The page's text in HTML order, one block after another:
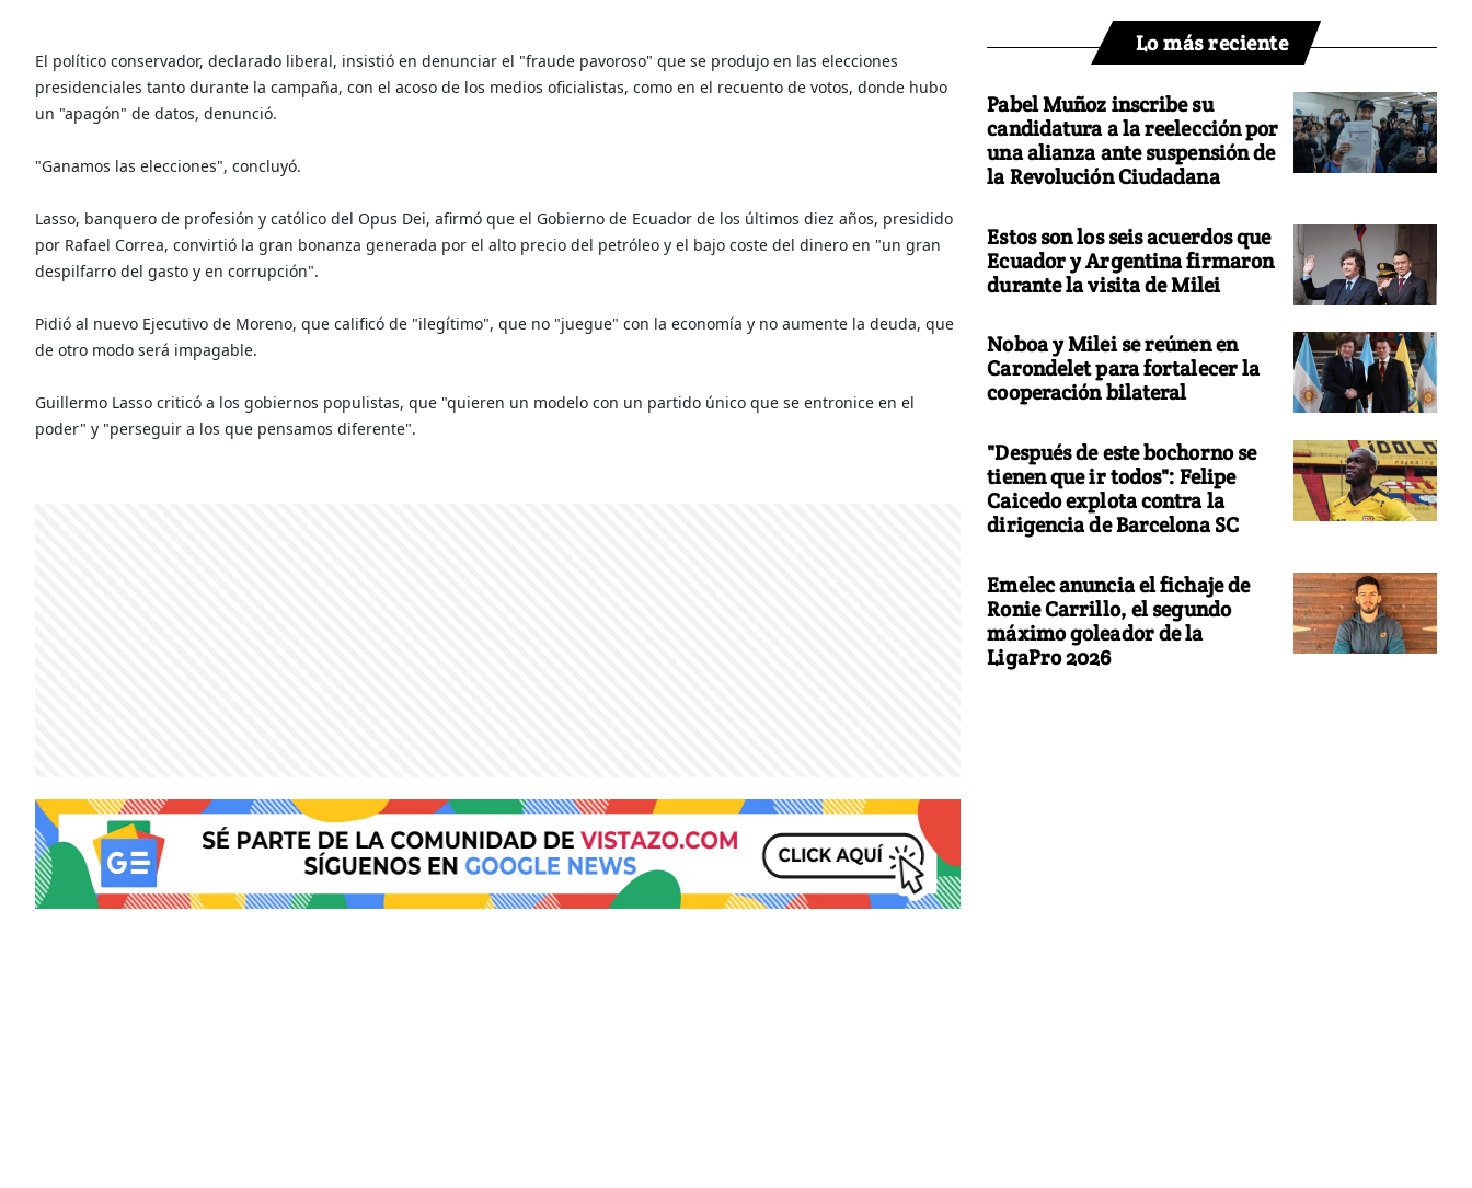
El político conservador, declarado liberal, insistió en denunciar el "fraude pavoroso" que se produjo en las elecciones
presidenciales tanto durante la campaña, con el acoso de los medios oficialistas, como en el recuento de votos, donde hubo
un "apagón" de datos, denunció.
"Ganamos las elecciones", concluyó.
Lasso, banquero de profesión y católico del Opus Dei, afirmó que el Gobierno de Ecuador de los últimos diez años, presidido
por Rafael Correa, convirtió la gran bonanza generada por el alto precio del petróleo y el bajo coste del dinero en "un gran
despilfarro del gasto y en corrupción".
Pidió al nuevo Ejecutivo de Moreno, que calificó de "ilegítimo", que no "juegue" con la economía y no aumente la deuda, que
de otro modo será impagable.
Guillermo Lasso criticó a los gobiernos populistas, que "quieren un modelo con un partido único que se entronice en el
poder" y "perseguir a los que pensamos diferente".
Lo más reciente
Pabel Muñoz inscribe su
candidatura a la reelección por
una alianza ante suspensión de
la Revolución Ciudadana
Estos son los seis acuerdos que
Ecuador y Argentina firmaron
durante la visita de Milei
Noboa y Milei se reúnen en
Carondelet para fortalecer la
cooperación bilateral
"Después de este bochorno se
tienen que ir todos": Felipe
Caicedo explota contra la
dirigencia de Barcelona SC
Emelec anuncia el fichaje de
Ronie Carrillo, el segundo
máximo goleador de la
LigaPro 2026